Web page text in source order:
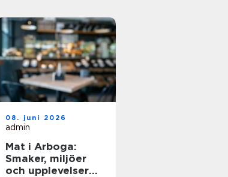
08. juni 2026
admin
Mat i Arboga:
Smaker, miljöer
och upplevelser